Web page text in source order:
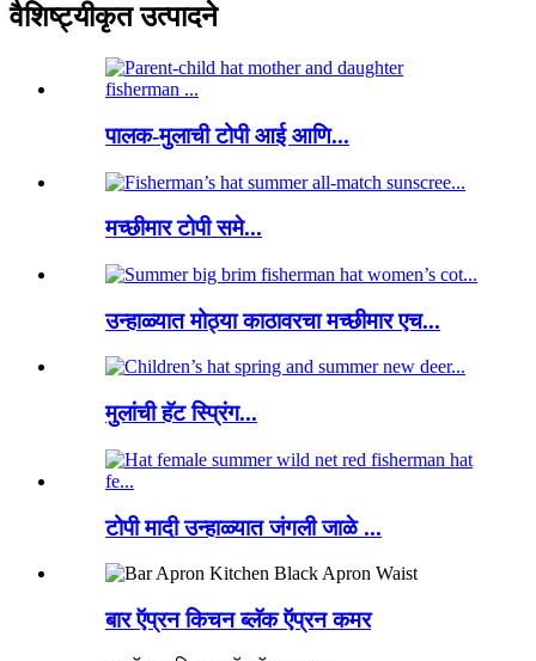
वैशिष्ट्यीकृत उत्पादने
पालक-मुलाची टोपी आई आणि...
मच्छीमार टोपी समे...
उन्हाळ्यात मोठ्या काठावरचा मच्छीमार एच...
मुलांची हॅट स्प्रिंग...
टोपी मादी उन्हाळ्यात जंगली जाळे ...
बार ऍप्रन किचन ब्लॅक ऍप्रन कमर